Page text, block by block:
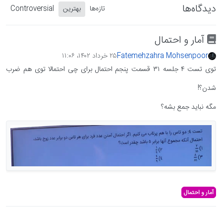
دیدگاه‌ها تازه‌ها بهترین Controversial
آمار و احتمال
Fatemehzahra Mohsenpoor۲۵ خرداد ۱۴۰۲،‏ ۱۱:۰۶
توی تست ۴ جلسه ۳۱ قسمت پنجم احتمال برای چی احتمالا توی هم ضرب
شدن؟!
مگه نباید جمع بشه؟
آمار و احتمال